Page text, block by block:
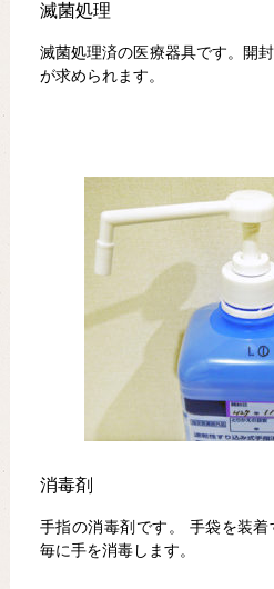
滅菌処理
滅菌処理済の医療器具です。開
が求められます。
消毒剤
手指の消毒剤です。 手袋を装
毎に手を消毒します。